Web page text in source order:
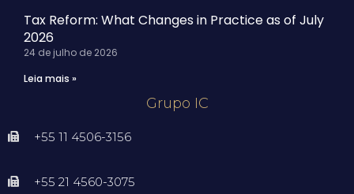
Grupo IC
+55 11 4506-3156
+55 21 4560-3075
Tax Reform: What Changes in Practice as of July
2026
24 de julho de 2026
Leia mais »